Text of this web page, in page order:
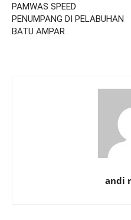
PAMWAS SPEED
PENUMPANG DI PELABUHAN
BATU AMPAR
andi